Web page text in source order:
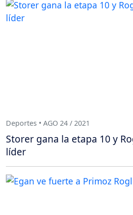
Deportes • AGO 24 / 2021
Storer gana la etapa 10 y
líder